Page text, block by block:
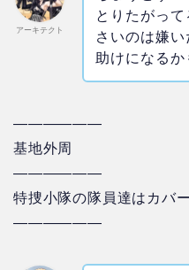
アーキテクト
とりたがっ
さいのは嫌
助けになるか
——————
基地外周
——————
特捜小隊の隊員達はカバ
——————